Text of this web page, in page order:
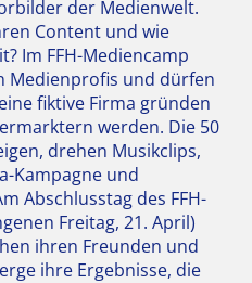
der Medienwelt.
Content und wie
Im FFH-Mediencamp
Medienprofis und dürfen
fiktive Firma gründen
werden. Die 50
drehen Musikclips,
Kampagne und
Abschlusstag des FFH-
Freitag, 21. April)
ihren Freunden und
ihre Ergebnisse, die